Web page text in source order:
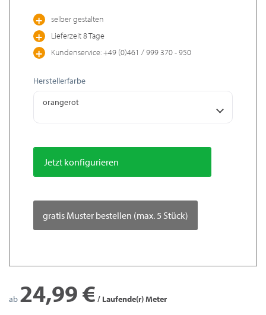
selber gestalten
Lieferzeit 8 Tage
Kundenservice: +49 (0)461 / 999 370 - 950
Herstellerfarbe
orangerot
Jetzt konfigurieren
gratis Muster bestellen (max. 5 Stück)
ab 24,99 € / Laufende(r) Meter